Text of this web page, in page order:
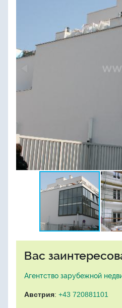
Вас
Агентство зарубежной
Австрия: +43 720881101